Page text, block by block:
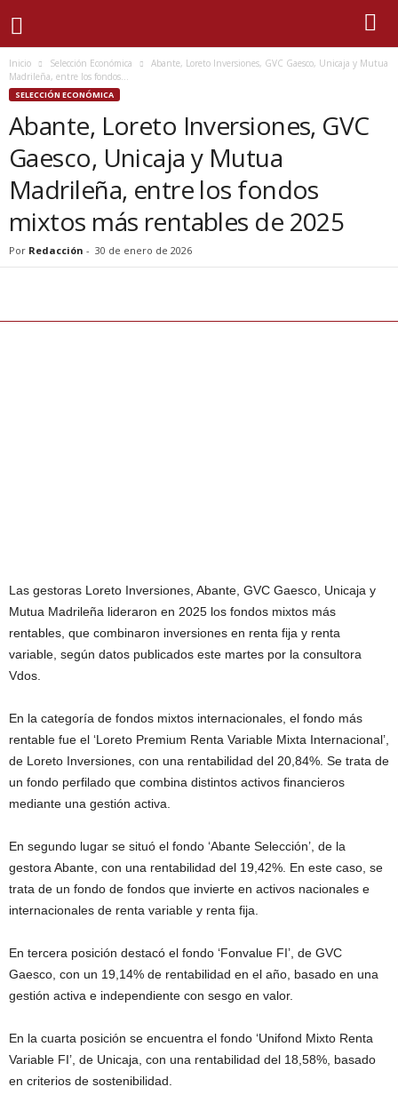
Inicio Selección Económica
Abante, Loreto Inversiones, GVC Gaesco, Unicaja y Mutua
Madrileña, entre los fondos...
SELECCIÓN ECONÓMICA
Abante, Loreto Inversiones, GVC
Gaesco, Unicaja y Mutua
Madrileña, entre los fondos
mixtos más rentables de 2025
Por Redacción - 30 de enero de 2026
Las gestoras Loreto Inversiones, Abante, GVC Gaesco, Unicaja y
Mutua Madrileña lideraron en 2025 los fondos mixtos más
rentables, que combinaron inversiones en renta fija y renta
variable, según datos publicados este martes por la consultora
Vdos.
En la categoría de fondos mixtos internacionales, el fondo más
rentable fue el ‘Loreto Premium Renta Variable Mixta Internacional’,
de Loreto Inversiones, con una rentabilidad del 20,84%. Se trata de
un fondo perfilado que combina distintos activos financieros
mediante una gestión activa.
En segundo lugar se situó el fondo ‘Abante Selección’, de la
gestora Abante, con una rentabilidad del 19,42%. En este caso, se
trata de un fondo de fondos que invierte en activos nacionales e
internacionales de renta variable y renta fija.
En tercera posición destacó el fondo ‘Fonvalue FI’, de GVC
Gaesco, con un 19,14% de rentabilidad en el año, basado en una
gestión activa e independiente con sesgo en valor.
En la cuarta posición se encuentra el fondo ‘Unifond Mixto Renta
Variable FI’, de Unicaja, con una rentabilidad del 18,58%, basado
en criterios de sostenibilidad.